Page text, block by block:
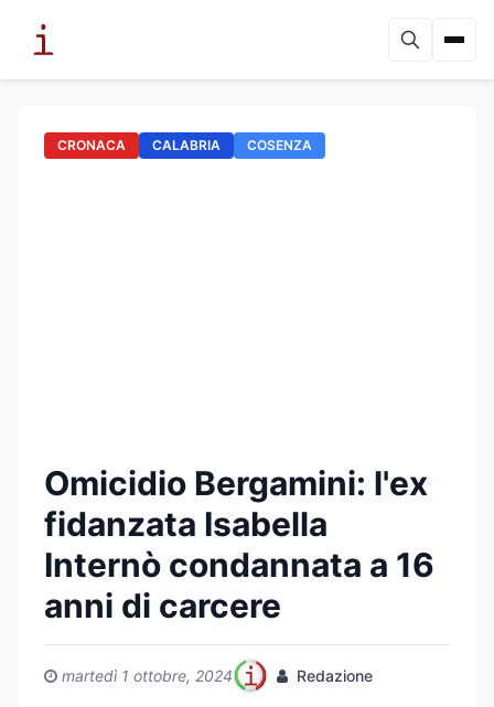
CRONACA CALABRIA COSENZA
Omicidio Bergamini: l'ex
fidanzata Isabella
Internò condannata a 16
anni di carcere
martedì 1 ottobre, 2024 Redazione